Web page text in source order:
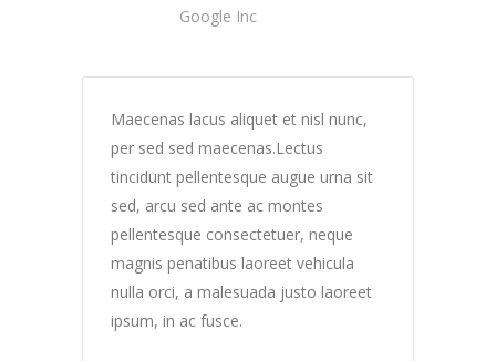
Google Inc
Maecenas lacus aliquet et nisl nunc,
per sed sed maecenas.Lectus
tincidunt pellentesque augue urna sit
sed, arcu sed ante ac montes
pellentesque consectetuer, neque
magnis penatibus laoreet vehicula
nulla orci, a malesuada justo laoreet
ipsum, in ac fusce.